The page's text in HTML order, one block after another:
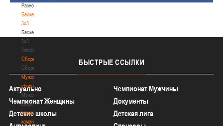
Разное
Баскетбол
3х3
Баскетбол
3х3
Лого[modid=121]
Сборные
Сборные
Мужские
сборные
Мужские
сборные
Национальная
команда
БЫСТРЫЕ ССЫЛКИ
Актуально
Чемпионат Мужчины
Чемпионат Женщины
Документы
Детские школы
Детская лига